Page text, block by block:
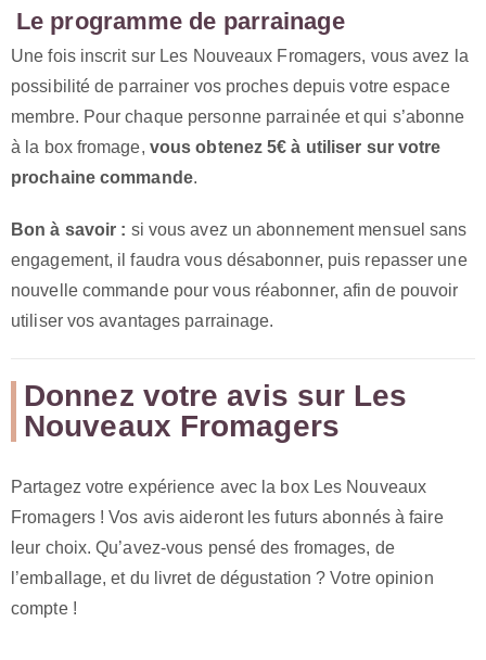
Le programme de parrainage
Une fois inscrit sur Les Nouveaux Fromagers, vous avez la
possibilité de parrainer vos proches depuis votre espace
membre. Pour chaque personne parrainée et qui s’abonne
à la box fromage, vous obtenez 5€ à utiliser sur votre
prochaine commande.
Bon à savoir : si vous avez un abonnement mensuel sans
engagement, il faudra vous désabonner, puis repasser une
nouvelle commande pour vous réabonner, afin de pouvoir
utiliser vos avantages parrainage.
Donnez votre avis sur Les
Nouveaux Fromagers
Partagez votre expérience avec la box Les Nouveaux
Fromagers ! Vos avis aideront les futurs abonnés à faire
leur choix. Qu’avez-vous pensé des fromages, de
l’emballage, et du livret de dégustation ? Votre opinion
compte !